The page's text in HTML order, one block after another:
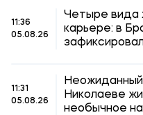
11:36
05.08.26
Четыре вида
карьере: в
11:31
05.08.26
Неожиданный
Николаеве
необычное